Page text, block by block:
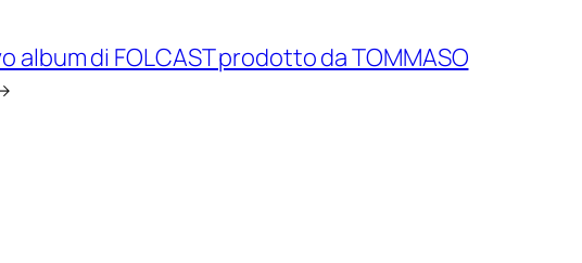
album di FOLCAST prodotto da TOMMASO